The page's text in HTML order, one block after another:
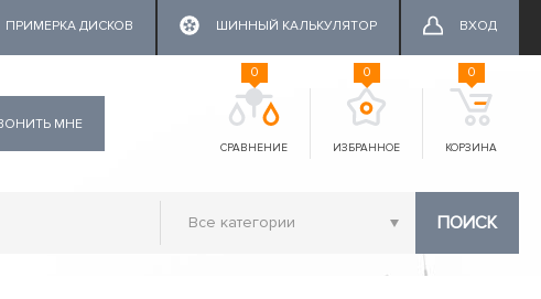
ПРИМЕРКА ДИСКОВ ШИННЫЙ КАЛЬКУЛЯТОР ВХОД
МНЕ
СРАВНЕНИЕ
0
ИЗБРАННОЕ
0
КОРЗИНА
0
ПОИСК